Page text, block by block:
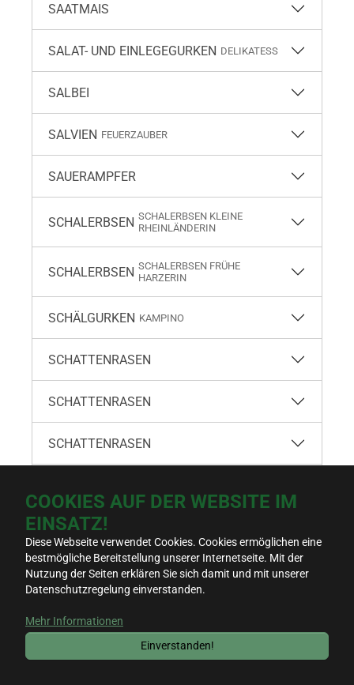
COOKIES AUF DER WEBSITE IM
EINSATZ!
Diese Webseite verwendet Cookies. Cookies ermöglichen eine
bestmögliche Bereitstellung unserer Internetseite. Mit der
Nutzung der Seiten erklären Sie sich damit und mit unserer
Datenschutzregelung einverstanden.
Mehr Informationen
Einverstanden!
SAATMAIS
SALAT- UND EINLEGEGURKEN DELIKATESS
SALBEI
SALVIEN FEUERZAUBER
SAUERAMPFER
SCHALERBSEN SCHALERBSEN KLEINE
RHEINLÄNDERIN
SCHALERBSEN SCHALERBSEN FRÜHE
HARZERIN
SCHÄLGURKEN KAMPINO
SCHATTENRASEN
SCHATTENRASEN
SCHATTENRASEN
SCHLEIERKRAUT
SCHLEIFENBLUMEN MISCHUNG
NEKTARSPENDER